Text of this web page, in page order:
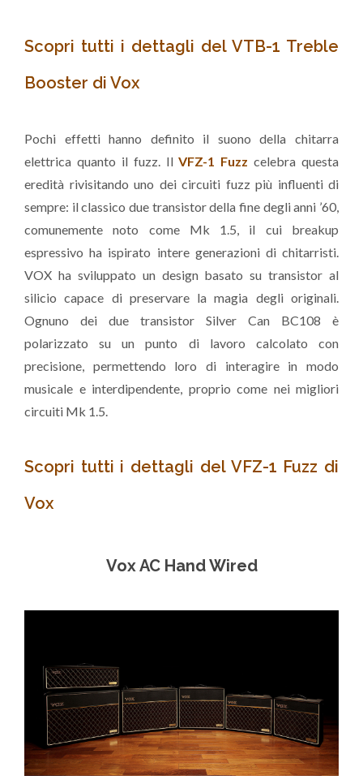
Scopri tutti i dettagli del VTB-1 Treble
Booster di Vox
Pochi effetti hanno definito il suono della chitarra
elettrica quanto il fuzz. IlVFZ-1 Fuzz celebra questa
eredità rivisitando uno dei circuiti fuzz più influenti di
sempre: il classico due transistor della fine degli anni ’60,
comunemente noto come Mk 1.5, il cui breakup
espressivo ha ispirato intere generazioni di chitarristi.
VOX ha sviluppato un design basato su transistor al
silicio capace di preservare la magia degli originali.
Ognuno dei due transistor Silver Can BC108 è
polarizzato su un punto di lavoro calcolato con
precisione, permettendo loro di interagire in modo
musicale e interdipendente, proprio come nei migliori
circuiti Mk 1.5.
Scopri tutti i dettagli del VFZ-1 Fuzz di
Vox
Vox AC Hand Wired